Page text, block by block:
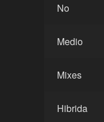
No
Medio
Mixes
Hibrida